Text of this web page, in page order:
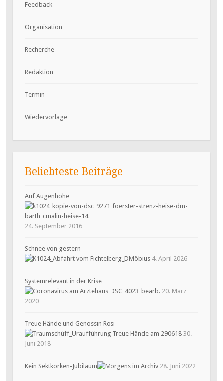
Feedback
Organisation
Recherche
Redaktion
Termin
Wiedervorlage
Beliebteste Beiträge
Auf Augenhöhe
24. September 2016
Schnee von gestern
4. April 2026
Systemrelevant in der Krise
20. März
2020
Treue Hände und Genossin Rosi
30.
Juni 2018
Kein Sektkorken-Jubiläum 28. Juni 2022